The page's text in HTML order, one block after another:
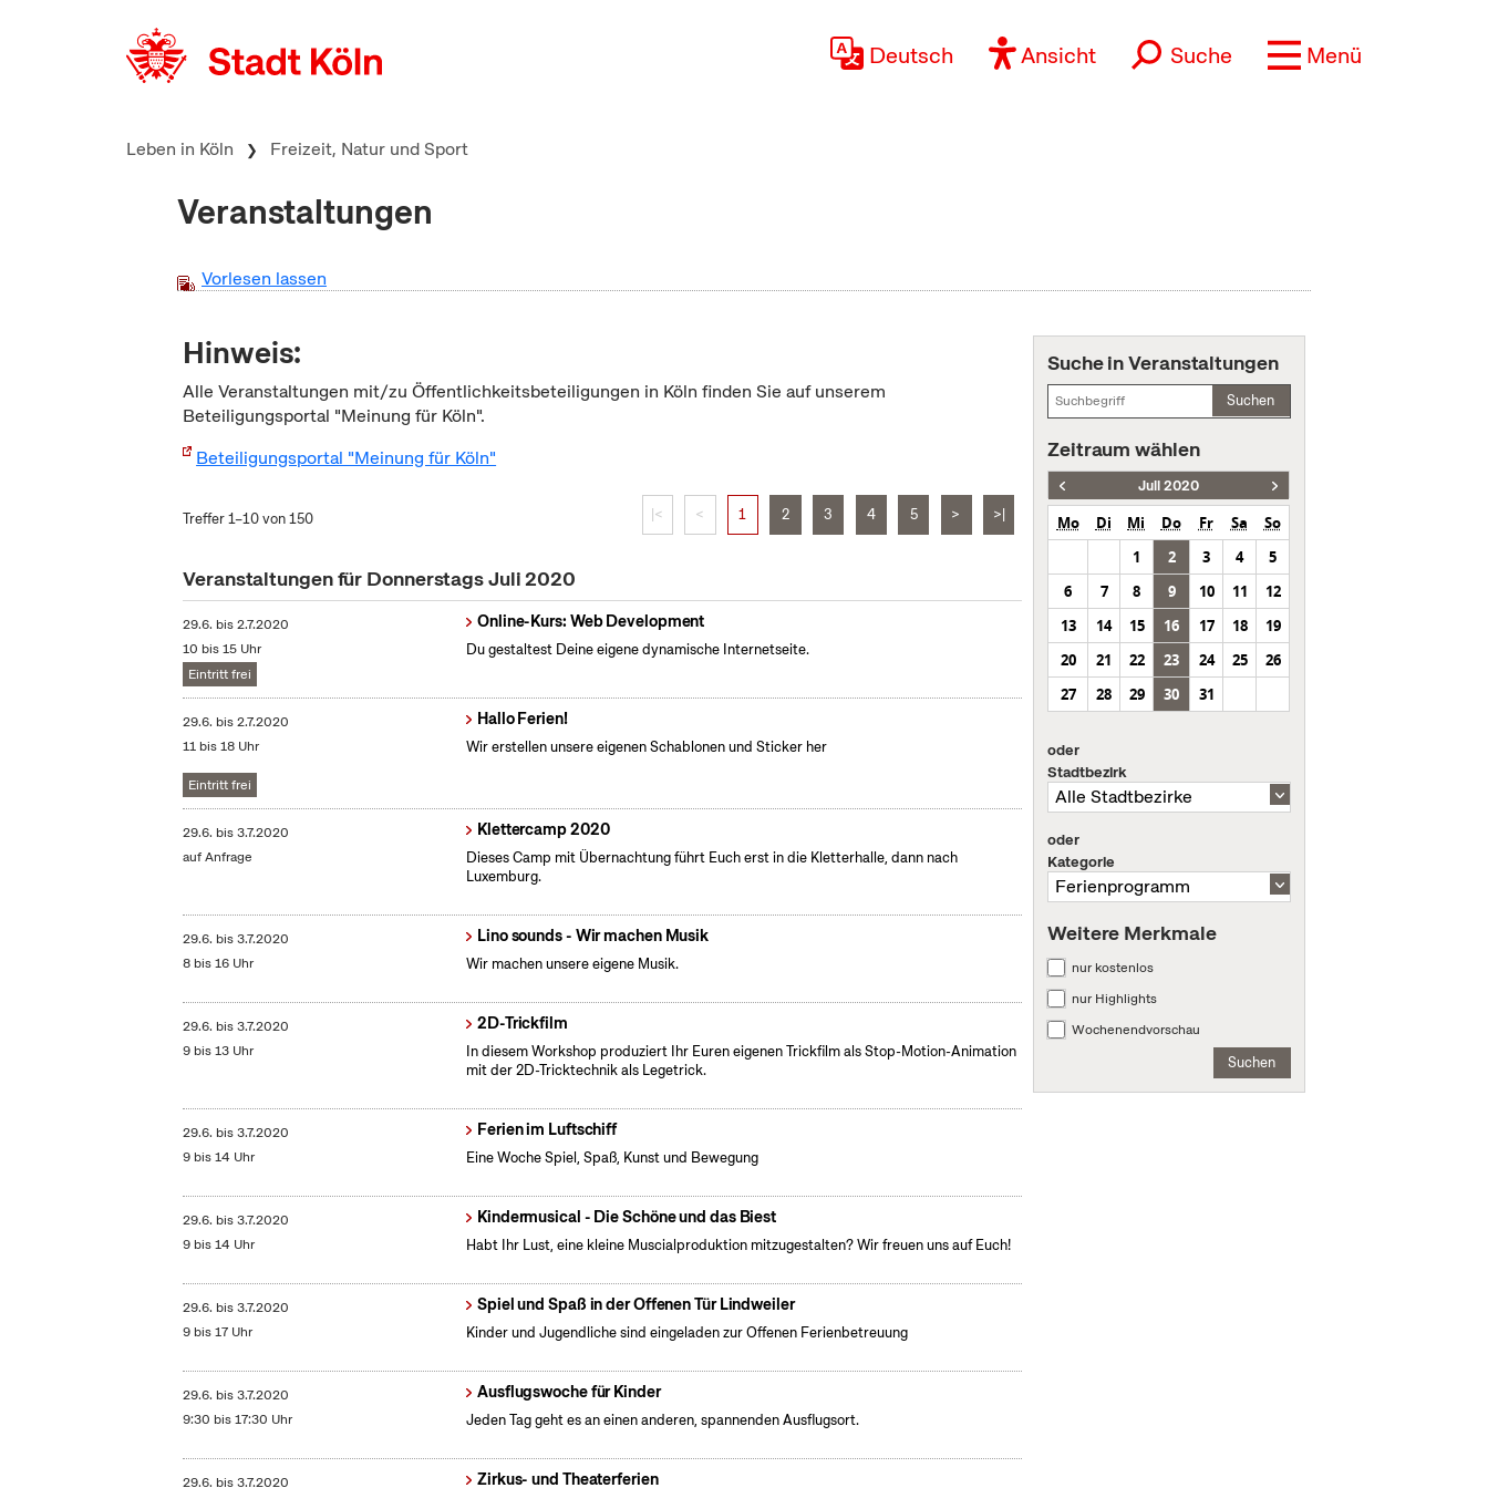
Deutsch Ansicht Suche Menü
Leben in Köln Freizeit, Natur und Sport
Veranstaltungen
Vorlesen lassen
Hinweis:
Alle Veranstaltungen mit/zu Öffentlichkeitsbeteiligungen in Köln finden Sie auf unserem
Beteiligungsportal "Meinung für Köln".
Beteiligungsportal "Meinung für Köln"
Treffer 1–10 von 150 |< < 1 2 3 4 5 > >|
Veranstaltungen für Donnerstags Juli 2020
29.6. bis2.7.2020
10 bis 15 Uhr
Eintritt frei
Online-Kurs: Web Development
Du gestaltest Deine eigene dynamische Internetseite.
29.6. bis2.7.2020
11 bis 18 Uhr
Eintritt frei
Hallo Ferien!
Wir erstellen unsere eigenen Schablonen und Sticker her
29.6. bis3.7.2020
auf Anfrage
Klettercamp 2020
Dieses Camp mit Übernachtung führt Euch erst in die Kletterhalle, dann nach
Luxemburg.
29.6. bis3.7.2020
8 bis 16 Uhr
Lino sounds - Wir machen Musik
Wir machen unsere eigene Musik.
29.6. bis3.7.2020
9 bis 13 Uhr
2D-Trickfilm
In diesem Workshop produziert Ihr Euren eigenen Trickfilm als Stop-Motion-Animation
mit der 2D-Tricktechnik als Legetrick.
29.6. bis3.7.2020
9 bis 14 Uhr
Ferien im Luftschiff
Eine Woche Spiel, Spaß, Kunst und Bewegung
29.6. bis3.7.2020
9 bis 14 Uhr
Kindermusical - Die Schöne und das Biest
Habt Ihr Lust, eine kleine Muscialproduktion mitzugestalten? Wir freuen uns auf Euch!
29.6. bis3.7.2020
9 bis 17 Uhr
Spiel und Spaß in der Offenen Tür Lindweiler
Kinder und Jugendliche sind eingeladen zur Offenen Ferienbetreuung
29.6. bis3.7.2020
9:30 bis 17:30 Uhr
Ausflugswoche für Kinder
Jeden Tag geht es an einen anderen, spannenden Ausflugsort.
29.6. bis3.7.2020 Zirkus- und Theaterferien
Suche in Veranstaltungen
Suchen
Zeitraum wählen
Juli 2020
Mo Di Mi Do Fr Sa
So
1
2 3 4
5
6
7 8 9 10 11
12
13
14 15 16 17 18
19
20
21 22 23 24 25
26
27
28 29 30 31
oder
Stadtbezirk
oder
Kategorie
Weitere Merkmale
nur kostenlos
nur Highlights
Wochenendvorschau
Suchen